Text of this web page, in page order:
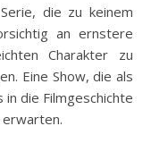
die zu keinem
an ernstere
Charakter zu
Eine Show, die als
die Filmgeschichte